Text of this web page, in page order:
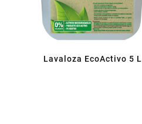
Lavaloza EcoActivo 5 L